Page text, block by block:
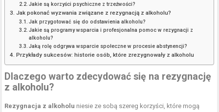
Jakie są korzyści psychiczne z trzeźwości?
Jak pokonać wyzwania związane z rezygnacją z alkoholu?
Jak przygotować się do odstawienia alkoholu?
Jakie są programy wsparcia i profesjonalna pomoc w rezygnacji z
alkoholu?
Jaką rolę odgrywa wsparcie społeczne w procesie abstynencji?
Przykłady sukcesów: historie osób, które zrezygnowały z alkoholu
Dlaczego warto zdecydować się na rezygnację
z alkoholu?
Rezygnacja z alkoholu niesie ze sobą szereg korzyści, które mogą